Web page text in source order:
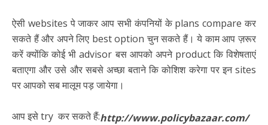
ऐसी websites पे जाकर आप सभी कंपनियों के plans compare कर
सकते हैं और अपने लिए best option चुन सकते हैं। ये काम आप ज़रूर
करें क्योंकि कोई भी advisor बस आपको अपने product कि विशेषताएं
बताएगा और उसे और सबसे अच्छा बताने कि कोशिश करेगा पर इन sites
पर आपको सब मालूम पड़ जायेगा।
आप इसे try कर सकते हैं:http://www.policybazaar.com/